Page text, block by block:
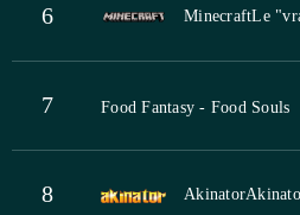
6 MinecraftLe
7 Food Fantasy - Food Souls
8 Akinator